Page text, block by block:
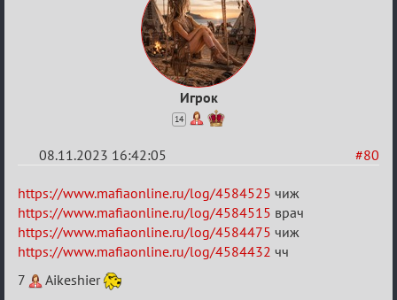
Игрок
14
#80
08.11.2023 16:42:05
Re:
ВСПОМНИТЬ
ВСЕХ
-
2
https://www.mafiaonline.ru/log/4584525 чиж
https://www.mafiaonline.ru/log/4584515 врач
https://www.mafiaonline.ru/log/4584475 чиж
https://www.mafiaonline.ru/log/4584432 чч
7
Aikeshier